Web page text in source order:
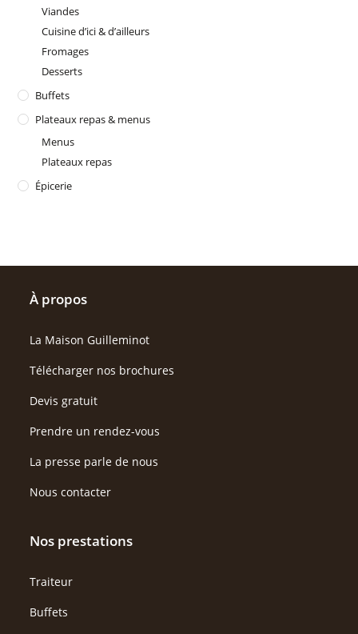
Viandes
Cuisine d’ici & d’ailleurs
Fromages
Desserts
Buffets
Plateaux repas & menus
Menus
Plateaux repas
Épicerie
À propos
La Maison Guilleminot
Télécharger nos brochures
Devis gratuit
Prendre un rendez-vous
La presse parle de nous
Nous contacter
Nos prestations
Traiteur
Buffets